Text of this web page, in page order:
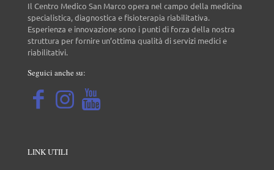
Il Centro Medico San Marco opera nel campo della medicina
specialistica, diagnostica e fisioterapia riabilitativa.
Esperienza e innovazione sono i punti di forza della nostra
struttura per fornire un’ottima qualità di servizi medici e
riabilitativi.
Seguici anche su:
LINK UTILI